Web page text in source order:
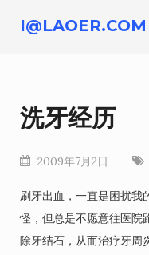
I@LAOER.COM
洗牙经历
2009年7月2日
刷牙出血，一直是困扰我
怪，但总是不愿意往医院
除牙结石，从而治疗牙周